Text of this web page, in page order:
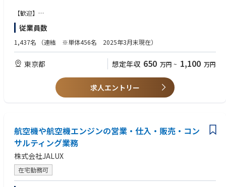
・日本全国各地のガス、電力、石油、化学などのメーカー向けに、神戸製
きます。
・機械本体の据え付けやアフターサービスを担当頂くため、国内出張が多
くございます。
■同ユニットについて☜https://www.shinsho.co.jp/biz/machinery.html
・機械ユニットは、神戸製鋼グループの製品をはじめ、世界中のお客様に
最適な産業機械や電子・情報機材を選定して仕組みとともに提供しており
く、物流機能を強化し、現地メンテナンス拠点を拡充しています。
・同ユニットの2025年度の売上高は約598億円、経常利益は約23億円とな
ります。
【魅力】
・国内19社、海外44社で鉄鋼や非鉄金属などを展開するグローバル商社で
す。
【歓迎】
・機械商社またはメーカーにおいて機械装置の営業経験をお持ちの方
・フットワーク軽く、積極的に新規営業にチャレンジできる方
・新しいことに対して、自発的・積極的に学ぶことができる方
※入社後にOJTで知識を身に着けていただくため、入社時点での専門的な
知識は不要です。
従業員数
1,437名 （連結 ※単体456名 2025年3月末現在）
東京都 想定年収 650 万円 ~ 1,100 万円
求人エントリー
航空機や航空機エンジンの営業・仕入・販売・コン
サルティング業務
株式会社JALUX
在宅勤務可